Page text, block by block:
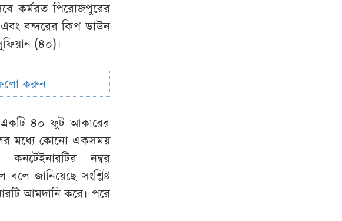
কর্মরত পিরোজপুরের
বন্দরের কিপ ডাউন
(৪০)।
করুন
একটি ৪০ ফুট আকারের
মধ্যে কোনো একসময়
নম্বর
জানিয়েছে সংশ্লিষ্ট
আমদানি করে। পরে